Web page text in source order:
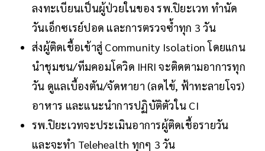
ลงทะเบียนเป็นผู้ป่วยในของ รพ.ปิยะเวท ทำนัด
วันเอ็กซเรย์ปอด และการตรวจซ้ำทุก 3 วัน
ส่งผู้ติดเชื้อเข้าสู่ Community Isolation โดยแกน
นำชุมชน/ทีมคอมโควิด IHRI จะติดตามอาการทุก
วัน ดูแลเบื้องตัน/จัดหายา (ลดไข้, ฟ้าทะลายโจร)
อาหาร และแนะนำการปฏิบัติตัวใน CI
รพ.ปิยะเวทจะประเมินอาการผู้ติดเชื้อรายวัน
และจะทำ Telehealth ทุกๆ 3 วัน